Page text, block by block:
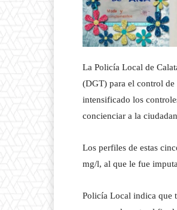
La Policía Local de
(DGT) para el control
intensificado los
concienciar a la
Los perfiles de estas
mg/l, al que le fue
Policía Local indica que